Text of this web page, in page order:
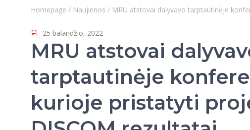
Homepage / Naujienos / MRU atstovai dalyvavo tarptautinėje
25 balandžio, 2022
MRU atstovai
tarptautinėje
kurioje pristatyti